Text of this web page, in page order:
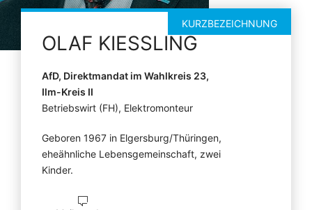
KURZBEZEICHNUNG
OLAF KIESSLING
AfD, Direktmandat im Wahlkreis 23,
Ilm-Kreis II
Betriebswirt (FH), Elektromonteur
Geboren 1967 in Elgersburg/Thüringen,
eheähnliche Lebensgemeinschaft, zwei
Kinder.